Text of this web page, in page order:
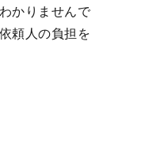
かりませんで
頼人の負担を